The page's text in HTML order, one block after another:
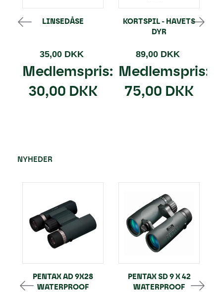
LINSEDÅSE
35,00 DKK
Medlemspris:
30,00 DKK
KORTSPIL - HAVETS
DYR
89,00 DKK
Medlemspris:
75,00 DKK
NYHEDER
PENTAX AD 9X28
WATERPROOF
PENTAX SD 9 X 42
WATERPROOF